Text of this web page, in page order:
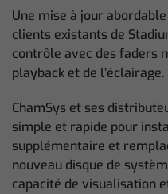
Une mise à jour
clients existants de
contrôle avec des faders
playback et de l’éclairage.
ChamSys et ses
simple et rapide pour
supplémentaire et
nouveau disque de
capacité de visualisation